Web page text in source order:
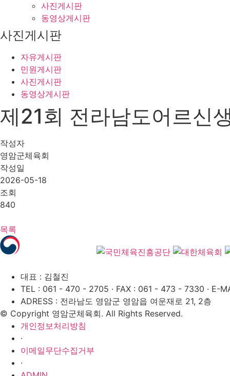
사진게시판
동영상게시판
사진게시판
자유게시판
민원게시판
사진게시판
동영상게시판
제21회 전라남도어르신
작성자
영암군체육회
작성일
2026-05-18
조회
840
목록
대표 : 김철진
TEL : 061 - 470 - 2705 · FAX : 061 - 473 - 7330 · E-
ADRESS : 전라남도 영암군 영암읍 여운재로 21, 2층
© Copyright 영암군체육회. All Rights Reserved.
개인정보처리방침
·
이메일무단수집거부
·